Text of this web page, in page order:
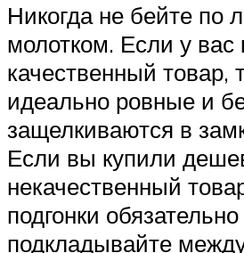
Никогда не бейте по
молотком. Если у вас
качественный товар,
идеально ровные и
защелкиваются в
Если вы купили
некачественный
подгонки обязательно
подкладывайте